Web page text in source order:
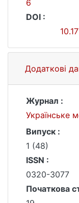
6
DOI :
Додаткові
Журнал :
Українське
Випуск :
1 (48)
ISSN :
0320-3077
Початкова